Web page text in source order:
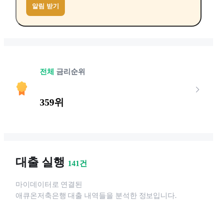
알림 받기
전체 금리순위
359위
대출 실행 141건
마이데이터로 연결된
애큐온저축은행 대출 내역들을 분석한 정보입니다.